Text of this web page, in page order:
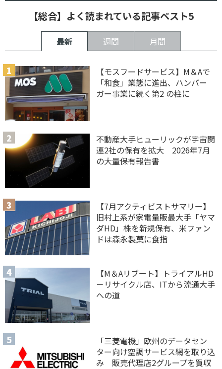
【総合】よく読まれている記事ベスト5
最新 週間 月間
【モスフードサービス】M＆Aで
「和食」業態に進出、ハンバー
ガー事業に続く第2 の柱に
不動産大手ヒューリックが宇宙関
連2社の保有を拡大 2026年7月
の大量保有報告書
【7月アクティビストサマリー】
旧村上系が家電量販最大手「ヤマ
ダHD」株を新規保有、米ファン
ドは森永製菓に食指
【M＆Aリブート】トライアルHD
－リサイクル店、ITから流通大手
への道
「三菱電機」欧州のデータセン
ター向け空調サービス網を取り込
み 販売代理店2グループを買収